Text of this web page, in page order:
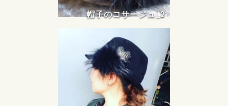
帽子のコサージュ_2